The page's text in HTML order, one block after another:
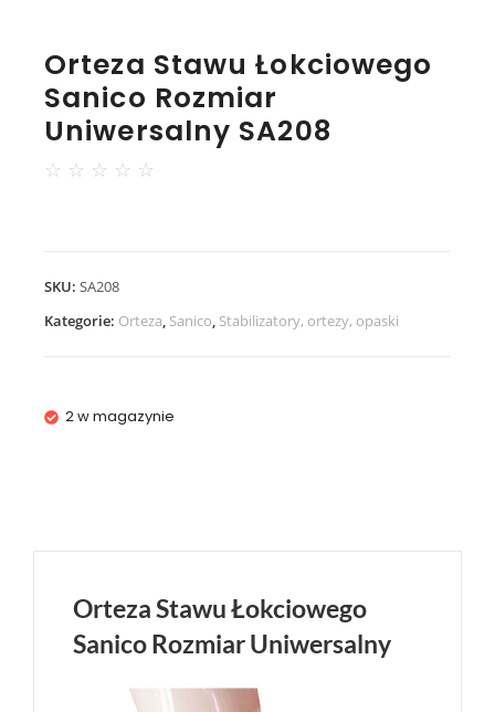
Orteza Stawu Łokciowego
Sanico Rozmiar
Uniwersalny SA208
☆ ☆ ☆ ☆ ☆
SKU: SA208
Kategorie: Orteza, Sanico, Stabilizatory, ortezy, opaski
2 w magazynie
Orteza Stawu Łokciowego
Sanico Rozmiar Uniwersalny